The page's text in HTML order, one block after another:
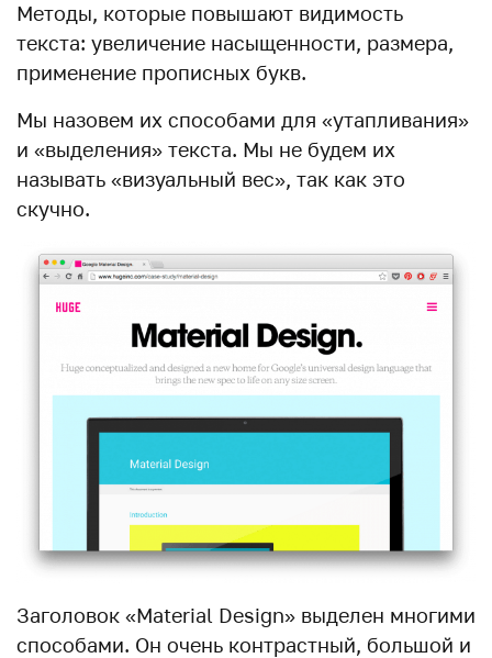
Методы, которые повышают видимость
текста: увеличение насыщенности, размера,
применение прописных букв.
Мы назовем их способами для «утапливания»
и «выделения» текста. Мы не будем их
называть «визуальный вес», так как это
скучно.
Заголовок «Material Design» выделен многими
способами. Он очень контрастный, большой и